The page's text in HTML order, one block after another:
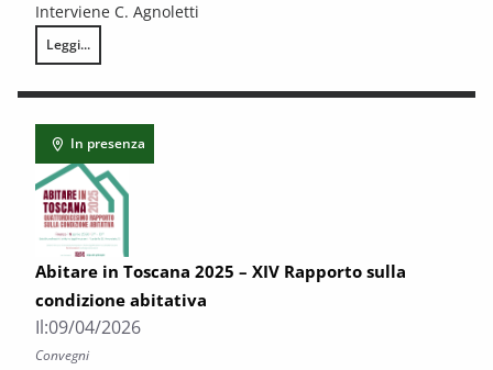
Interviene C. Agnoletti
Leggi...
Verso l’Assemblea del SOCIAL FORUM DELL’ABITARE
In presenza
Abitare in Toscana 2025 – XIV Rapporto sulla
condizione abitativa
Il:09/04/2026
Convegni